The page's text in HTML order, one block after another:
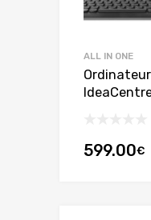
ALL IN ONE
599.00€